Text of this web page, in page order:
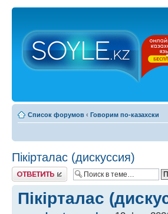
Список форумов ‹ Говорим по-казахски
Пікірталас (дискуссия)
Ответить
Пікірталас